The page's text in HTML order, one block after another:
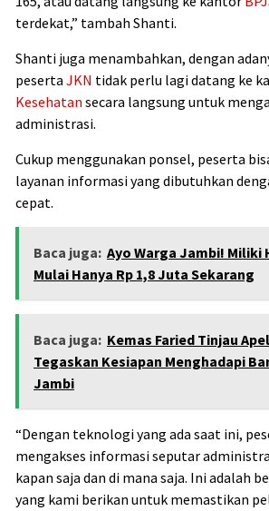
terdekat,” tambah Shanti.
Shanti juga menambahkan, dengan
peserta JKN tidak perlu lagi datang ke
Kesehatan secara langsung untuk
administrasi.
Cukup menggunakan ponsel, peserta
layanan informasi yang dibutuhkan
cepat.
Baca juga: Ayo Warga Jambi! Miliki
Mulai Hanya Rp 1,8 Juta Sekarang
Baca juga: Kemas Faried Tinjau
Tegaskan Kesiapan Menghadapi
Jambi
“Dengan teknologi yang ada saat ini,
mengakses informasi seputar
kapan saja dan di mana saja. Ini adalah
yang kami berikan untuk memastikan